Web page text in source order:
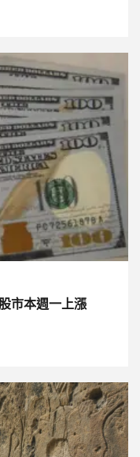
市本週一上漲